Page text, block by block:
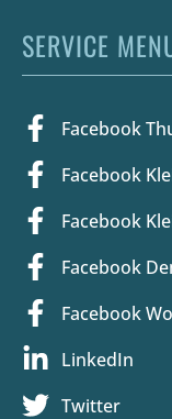
SERVICE
Facebook
Facebook
Facebook
Facebook
Facebook
LinkedIn
Twitter